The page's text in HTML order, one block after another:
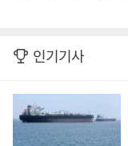
인기기사